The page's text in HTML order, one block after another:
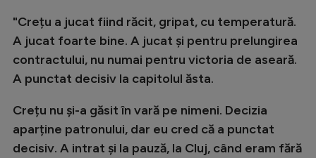
Formula 1
Gimnastică
Ciclism
Alte sporturi
"Crețu a jucat fiind răcit, gripat, cu temperatură.
A jucat foarte bine. A jucat și pentru prelungirea
contractului, nu numai pentru victoria de aseară.
A punctat decisiv la capitolul ăsta.
Crețu nu și-a găsit în vară pe nimeni. Decizia
aparține patronului, dar eu cred că a punctat
decisiv. A intrat și la pauză, la Cluj, când eram fără